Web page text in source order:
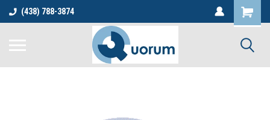
(438) 788-3874